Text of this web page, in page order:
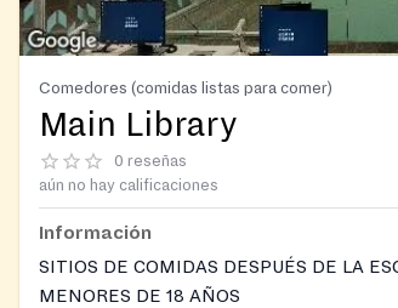
Comedores (comidas listas para comer)
Main Library
0 reseñas
aún no hay calificaciones
Información
SITIOS DE COMIDAS DESPUÉS DE LA
MENORES DE 18 AÑOS